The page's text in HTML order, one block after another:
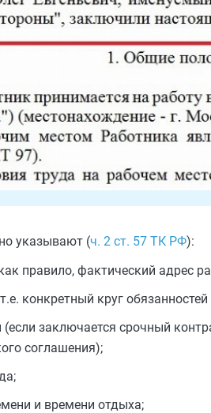
указывают (ч. 2 ст. 57 ТК РФ):
правило, фактический адрес
конкретный круг
заключается срочный
соглашения);
и времени отдыха;